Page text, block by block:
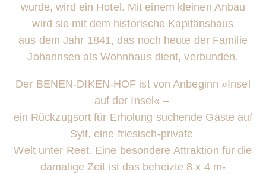
wurde, wird ein Hotel. Mit einem kleinen Anbau
wird sie mit dem historische Kapitänshaus
aus dem Jahr 1841, das noch heute der Familie
Johannsen als Wohnhaus dient, verbunden.
Der BENEN-DIKEN-HOF ist von Anbeginn »Insel
auf der Insel« –
ein Rückzugsort für Erholung suchende Gäste auf
Sylt, eine friesisch-private
Welt unter Reet. Eine besondere Attraktion für die
damalige Zeit ist das beheizte 8 x 4 m-